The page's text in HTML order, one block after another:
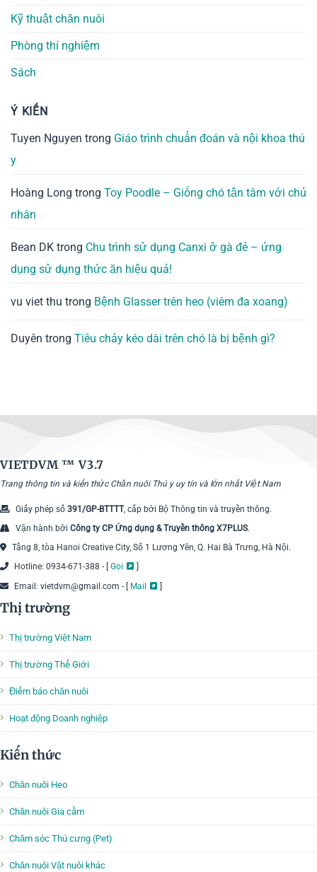
Kỹ thuật chăn nuôi
Phòng thí nghiệm
Sách
Ý KIẾN
Tuyen Nguyen trong Giáo trình chuẩn đoán và nội khoa thú
y
Hoàng Long trong Toy Poodle – Giống chó tận tâm với chủ
nhân
Bean DK trong Chu trình sử dụng Canxi ở gà đẻ – ứng
dụng sử dụng thức ăn hiệu quả!
vu viet thu trong Bệnh Glasser trên heo (viêm đa xoang)
Duyên trong Tiêu chảy kéo dài trên chó là bị bệnh gì?
VIETDVM ™V3.7
Trang thông tin và kiến thức Chăn nuôi Thú y uy tín và lớn nhất Việt Nam
Giấy phép số 391/GP-BTTTT, cấp bởi Bộ Thông tin và truyền thông.
Vận hành bởi Công ty CP Ứng dụng & Truyền thông X7PLUS.
Tầng 8, tòa Hanoi Creative City, Số 1 Lương Yên, Q. Hai Bà Trưng, Hà Nội.
Hotline: 0934-671-388 - [ Gọi
Email: vietdvm@gmail.com - [ Mail ]
Thị trường
Thị trường Việt Nam
Thị trường Thế Giới
Điểm báo chăn nuôi
Hoạt động Doanh nghiệp
Kiến thức
Chăn nuôi Heo
Chăn nuôi Gia cầm
Chăm sóc Thú cưng (Pet)
Chăn nuôi Vật nuôi khác